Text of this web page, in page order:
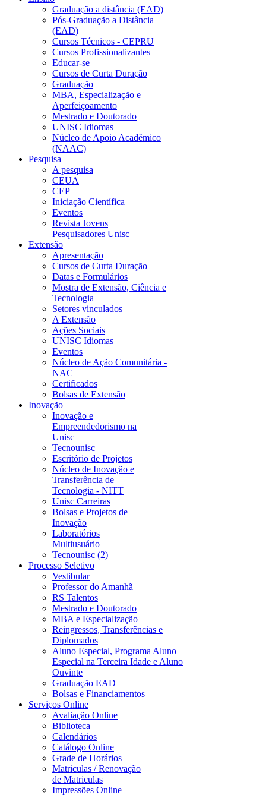
Graduação a distância (EAD)
Pós-Graduação a Distância
(EAD)
Cursos Técnicos - CEPRU
Cursos Profissionalizantes
Educar-se
Cursos de Curta Duração
Graduação
MBA, Especialização e
Aperfeiçoamento
Mestrado e Doutorado
UNISC Idiomas
Núcleo de Apoio Acadêmico
(NAAC)
Pesquisa
A pesquisa
CEUA
CEP
Iniciação Científica
Eventos
Revista Jovens
Pesquisadores Unisc
Extensão
Apresentação
Cursos de Curta Duração
Datas e Formulários
Mostra de Extensão, Ciência e
Tecnologia
Setores vinculados
A Extensão
Ações Sociais
UNISC Idiomas
Eventos
Núcleo de Ação Comunitária -
NAC
Certificados
Bolsas de Extensão
Inovação
Inovação e
Empreendedorismo na
Unisc
Tecnounisc
Escritório de Projetos
Núcleo de Inovação e
Transferência de
Tecnologia - NITT
Unisc Carreiras
Bolsas e Projetos de
Inovação
Laboratórios
Multiusuário
Tecnounisc (2)
Processo Seletivo
Vestibular
Professor do Amanhã
RS Talentos
Mestrado e Doutorado
MBA e Especialização
Reingressos, Transferências e
Diplomados
Aluno Especial, Programa Aluno
Especial na Terceira Idade e Aluno
Ouvinte
Graduação EAD
Bolsas e Financiamentos
Serviços Online
Avaliação Online
Biblioteca
Calendários
Catálogo Online
Grade de Horários
Matriculas / Renovação
de Matriculas
Impressões Online